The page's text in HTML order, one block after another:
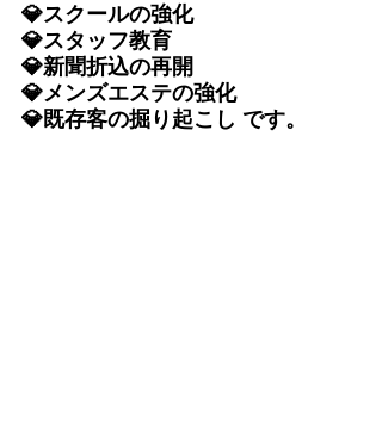
💎スクールの強化
💎スタッフ教育
💎新聞折込の再開
💎メンズエステの強化
💎既存客の掘り起こし です。